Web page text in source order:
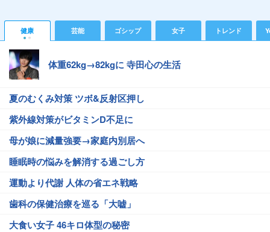
健康 芸能 ゴシップ 女子 トレンド
体重62kg→82kgに 寺田心の生活
夏のむくみ対策 ツボ&反射区押し
紫外線対策がビタミンD不足に
母が娘に減量強要→家庭内別居へ
睡眠時の悩みを解消する過ごし方
運動より代謝 人体の省エネ戦略
歯科の保健治療を巡る「大嘘」
大食い女子 46キロ体型の秘密